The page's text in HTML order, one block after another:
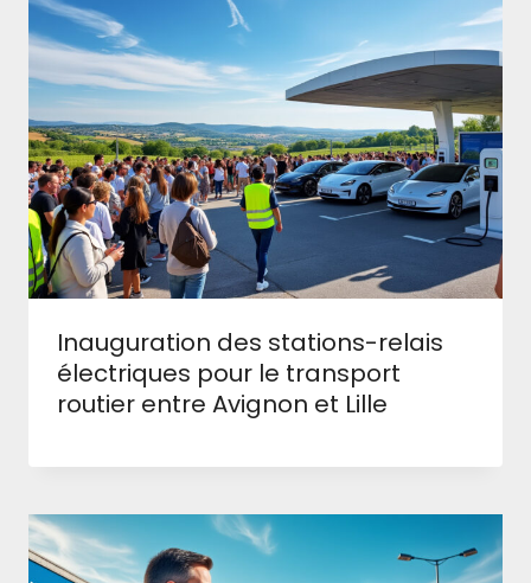
Inauguration des stations-relais
électriques pour le transport
routier entre Avignon et Lille